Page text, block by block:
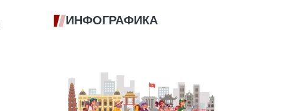
ИНФОГРАФИКА